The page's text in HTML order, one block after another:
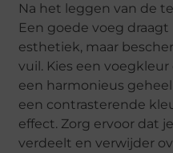
Na het leggen van de
Een goede voeg
esthetiek, maar
vuil. Kies een
een harmonieus
een contrasterende
effect. Zorg ervoor dat
verdeelt en verwijder